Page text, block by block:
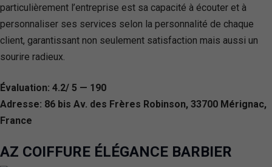
particulièrement l’entreprise est sa capacité à écouter et à
personnaliser ses services selon la personnalité de chaque
client, garantissant non seulement satisfaction mais aussi un
sourire radieux.
Évaluation: 4.2/ 5 — 190
Adresse: 86 bis Av. des Frères Robinson, 33700 Mérignac,
France
AZ COIFFURE ÉLÉGANCE BARBIER